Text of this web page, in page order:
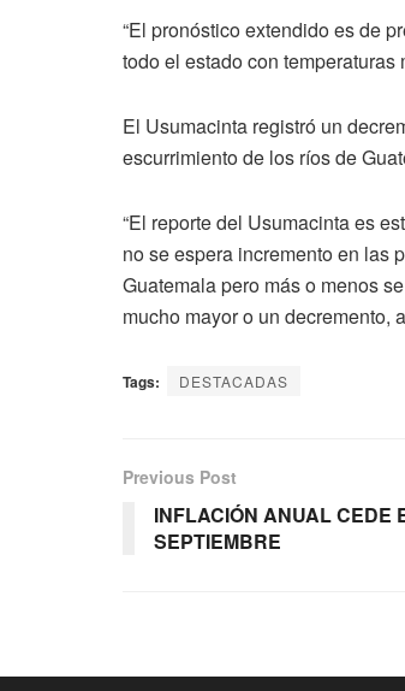
“El pronóstico extendido es de
todo el estado con temperaturas
El Usumacinta registró un
escurrimiento de los ríos de
“El reporte del Usumacinta es
no se espera incremento en las
Guatemala pero más o menos
mucho mayor o un decremento,
Tags: DESTACADAS
Previous Post
INFLACIÓN ANUAL CEDE
SEPTIEMBRE